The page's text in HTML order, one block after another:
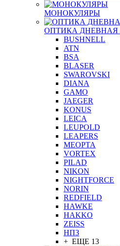
МОНОКУЛЯРЫ
ОПТИКА ДНЕВНАЯ
BUSHNELL
ATN
BSA
BLASER
SWAROVSKI
DIANA
GAMO
JAEGER
KONUS
LEICA
LEUPOLD
LEAPERS
MEOPTA
VORTEX
PILAD
NIKON
NIGHTFORCE
NORIN
REDFIELD
HAWKE
HAKKO
ZEISS
НПЗ
+ ЕЩЕ 13